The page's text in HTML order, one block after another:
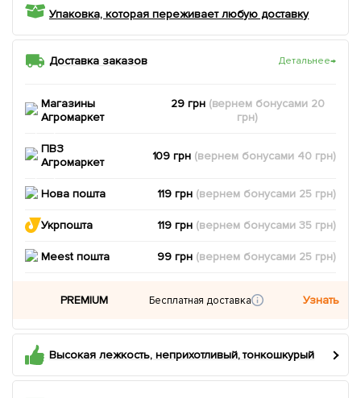
Упаковка, которая переживает любую доставку
Доставка заказов Детальнее→
Магазины
Агромаркет
29 грн (вернем бонусами 20
грн)
ПВЗ
Агромаркет
109 грн (вернем бонусами 40 грн)
Нова пошта 119 грн (вернем бонусами 25 грн)
Укрпошта 119 грн (вернем бонусами35 грн)
Meest пошта 99 грн (вернем бонусами 25 грн)
PREMIUM Бесплатная доставка Узнать
Высокая лежкость, неприхотливый, тонкошкурый